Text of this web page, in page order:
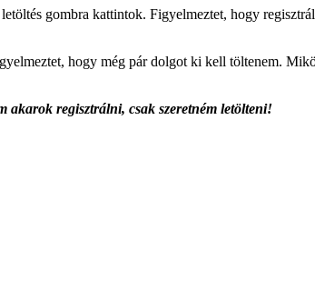
gombra kattintok. Figyelmeztet, hogy
hogy még pár dolgot ki kell töltenem.
akarok regisztrálni, csak szeretném letölteni!